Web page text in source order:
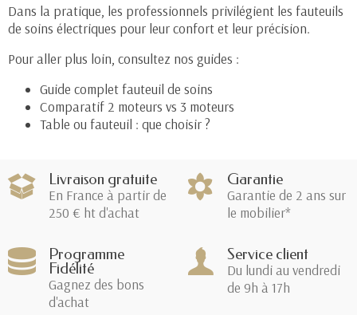
Dans la pratique, les professionnels privilégient les fauteuils
de soins électriques pour leur confort et leur précision.
Pour aller plus loin, consultez nos guides :
Guide complet fauteuil de soins
Comparatif 2 moteurs vs 3 moteurs
Table ou fauteuil : que choisir ?
Livraison gratuite
En France à partir de
250 € ht d'achat
Garantie
Garantie de 2 ans sur
le mobilier*
Programme
Fidélité
Gagnez des bons
d'achat
Service client
Du lundi au vendredi
de 9h à 17h